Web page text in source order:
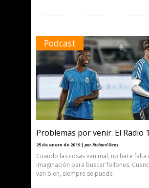
Podcast
Problemas por venir. El Radio
25 de enero de 2019 | por Richard Dees
Cuando las cosas van mal, no hace falta
imaginación para buscar follones.
van bien, siempre se puede